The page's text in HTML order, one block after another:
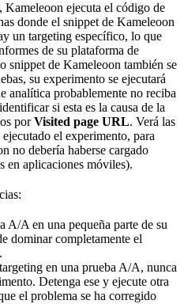
Kameleoon ejecuta el código de
donde el snippet de Kameleoon
un targeting específico, lo que
de su plataforma de
snippet de Kameleoon también se
su experimento se ejecutará
analítica probablemente no reciba
si esta es la causa de la
porVisited page URL. Verá las
el experimento, para
no debería haberse cargado
en aplicaciones móviles).
A/A en una pequeña parte de su
dominar completamente el
en una prueba A/A, nunca
Detenga ese y ejecute otra
el problema se ha corregido